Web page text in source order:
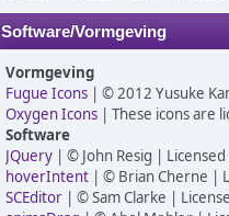
Software/Vormgeving
Vormgeving
Fugue Icons | © 2012 Yusuke
Oxygen Icons | These icons are
Software
JQuery | © John Resig |
hoverIntent | © Brian Cherne |
SCEditor | © Sam Clarke |